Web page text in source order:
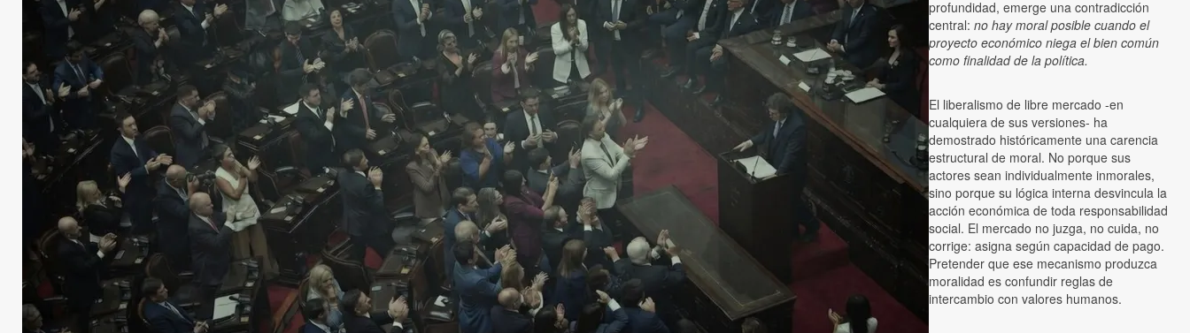
profundidad, emerge una contradicción
central: no hay moral posible cuando el
proyecto económico niega el bien común
como finalidad de la política.
El liberalismo de libre mercado -en
cualquiera de sus versiones- ha
demostrado históricamente una carencia
estructural de moral. No porque sus
actores sean individualmente inmorales,
sino porque su lógica interna desvincula la
acción económica de toda responsabilidad
social. El mercado no juzga, no cuida, no
corrige: asigna según capacidad de pago.
Pretender que ese mecanismo produzca
moralidad es confundir reglas de
intercambio con valores humanos.